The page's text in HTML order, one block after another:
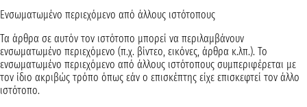
Ενσωματωμένο περιεχόμενο από άλλους ιστότοπους
Τα άρθρα σε αυτόν τον ιστότοπο μπορεί να περιλαμβάνουν
ενσωματωμένο περιεχόμενο (π.χ. βίντεο, εικόνες, άρθρα κ.λπ.). Το
ενσωματωμένο περιεχόμενο από άλλους ιστότοπους συμπεριφέρεται με
τον ίδιο ακριβώς τρόπο όπως εάν ο επισκέπτης είχε επισκεφτεί τον άλλο
ιστότοπο.